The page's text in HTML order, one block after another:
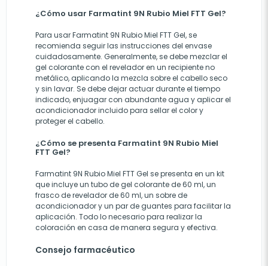
¿Cómo usar Farmatint 9N Rubio Miel FTT Gel?
Para usar Farmatint 9N Rubio Miel FTT Gel, se
recomienda seguir las instrucciones del envase
cuidadosamente. Generalmente, se debe mezclar el
gel colorante con el revelador en un recipiente no
metálico, aplicando la mezcla sobre el cabello seco
y sin lavar. Se debe dejar actuar durante el tiempo
indicado, enjuagar con abundante agua y aplicar el
acondicionador incluido para sellar el color y
proteger el cabello.
¿Cómo se presenta Farmatint 9N Rubio Miel
FTT Gel?
Farmatint 9N Rubio Miel FTT Gel se presenta en un kit
que incluye un tubo de gel colorante de 60 ml, un
frasco de revelador de 60 ml, un sobre de
acondicionador y un par de guantes para facilitar la
aplicación. Todo lo necesario para realizar la
coloración en casa de manera segura y efectiva.
Consejo farmacéutico